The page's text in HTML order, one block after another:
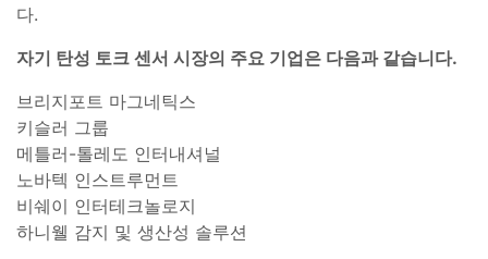
다.
자기 탄성 토크 센서 시장의 주요 기업은 다음과 같습니다.
브리지포트 마그네틱스
키슬러 그룹
메틀러-톨레도 인터내셔널
노바텍 인스트루먼트
비쉐이 인터테크놀로지
하니웰 감지 및 생산성 솔루션